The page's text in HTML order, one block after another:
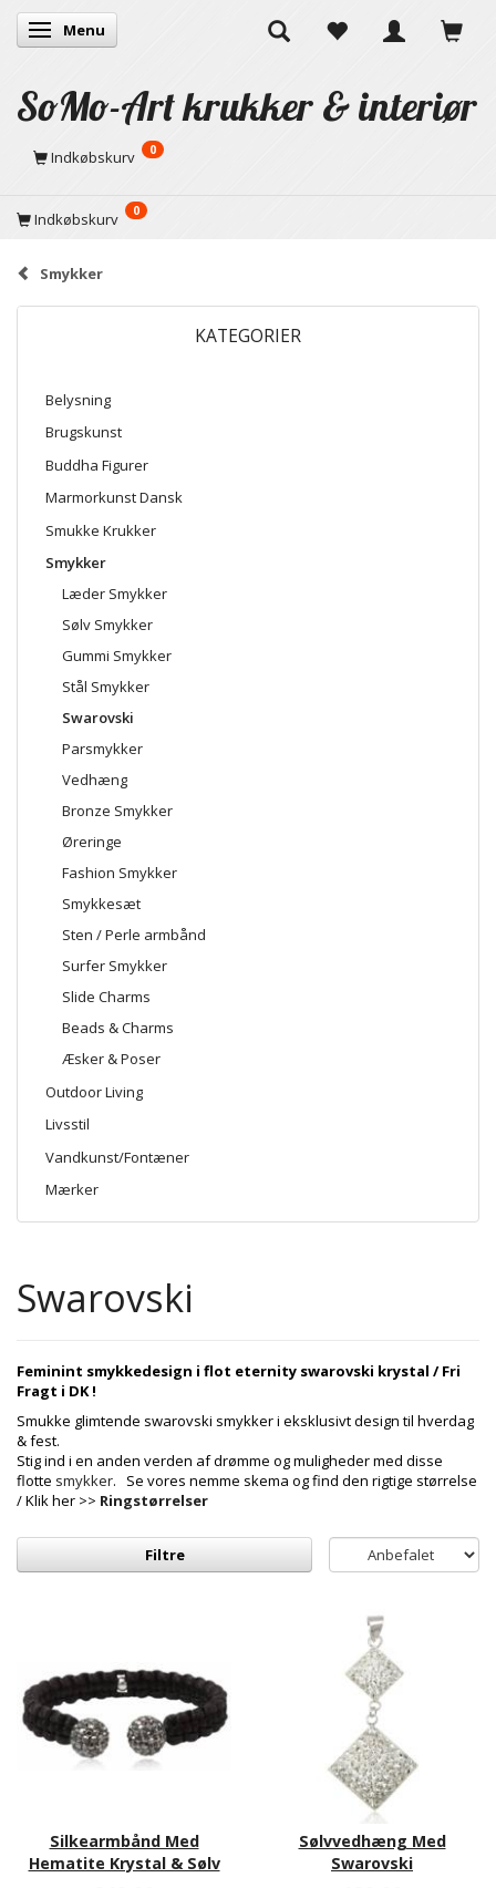
Skifte navigation
Menu
SoMo-Art krukker & interiør
Indkøbskurv 0
Indkøbskurv 0
Smykker
KATEGORIER
Belysning
Brugskunst
Buddha Figurer
Marmorkunst Dansk
Smukke Krukker
Smykker
Læder Smykker
Sølv Smykker
Gummi Smykker
Stål Smykker
Swarovski
Parsmykker
Vedhæng
Bronze Smykker
Øreringe
Fashion Smykker
Smykkesæt
Sten / Perle armbånd
Surfer Smykker
Slide Charms
Beads & Charms
Æsker & Poser
Outdoor Living
Livsstil
Vandkunst/Fontæner
Mærker
Swarovski
Feminint smykkedesign i flot eternity swarovski krystal / Fri
Fragt i DK !
Smukke glimtende swarovski smykker i eksklusivt design til hverdag
& fest.
Stig ind i en anden verden af drømme og muligheder med disse
flotte smykker. Se vores nemme skema og find den rigtige størrelse
/ Klik her >> Ringstørrelser
Filtre
Silkearmbånd Med
Hematite Krystal & Sølv
Sølvvedhæng Med
Swarovski